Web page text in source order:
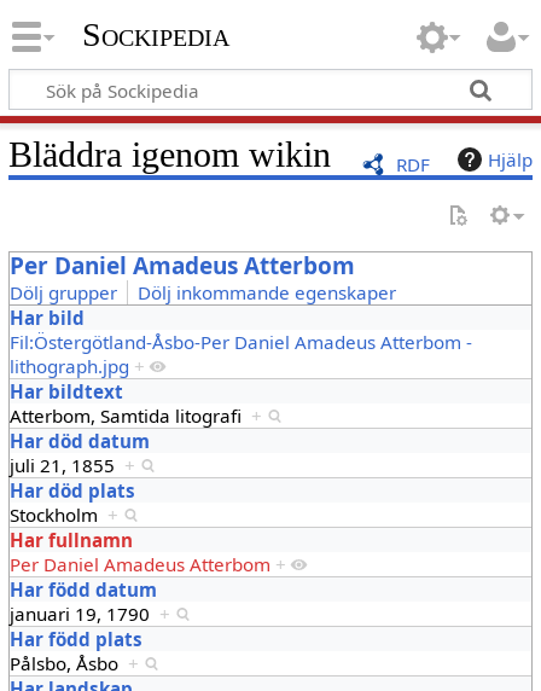
Sockipedia
RDF Hjälp
Bläddra igenom wikin
Per Daniel Amadeus Atterbom
Dölj grupper
Dölj inkommande egenskaper
Har bild
Fil:Östergötland-Åsbo-Per Daniel Amadeus Atterbom -
lithograph.jpg +
Har bildtext
Atterbom, Samtida litografi +
Har död datum
juli 21, 1855 +
Har död plats
Stockholm +
Har fullnamn
Per Daniel Amadeus Atterbom +
Har född datum
januari 19, 1790 +
Har född plats
Pålsbo, Åsbo +